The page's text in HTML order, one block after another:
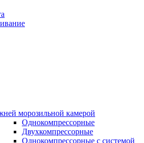
морозильной камерой
Однокомпрессорные
Двухкомпрессорные
Однокомпрессорные с системой